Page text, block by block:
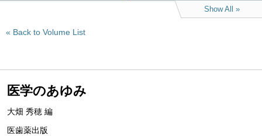
Show All
Back to Volume List
医学のあゆみ
大畑 秀穂 編
医歯薬出版